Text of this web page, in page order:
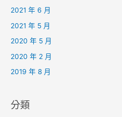
2021 年 6 月
2021 年 5 月
2020 年 5 月
2020 年 2 月
2019 年 8 月
分類